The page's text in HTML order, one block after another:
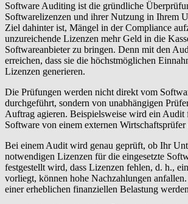
Software Auditing ist die gründliche
Softwarelizenzen und ihrer Nutzung in Ihrem
Ziel dahinter ist, Mängel in der Compliance
unzureichende Lizenzen mehr Geld in die
Softwareanbieter zu bringen. Denn mit den
erreichen, dass sie die höchstmöglichen
Lizenzen generieren.
Die Prüfungen werden nicht direkt vom
durchgeführt, sondern von unabhängigen
Auftrag agieren. Beispielsweise wird ein
Software von einem externen
Bei einem Audit wird genau geprüft, ob Ihr
notwendigen Lizenzen für die eingesetzte
festgestellt wird, dass Lizenzen fehlen, d. h.,
vorliegt, können hohe Nachzahlungen
einer erheblichen finanziellen Belastung